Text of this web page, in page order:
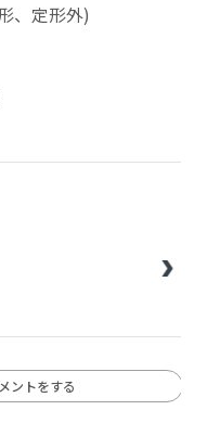
、定形外)
ントをする